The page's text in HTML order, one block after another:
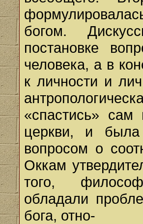
богом.
постановке
человека, а в
к личности и
«спастись»
церкви, и была
вопросом о
Оккам
того,
обладали
бога, отно-